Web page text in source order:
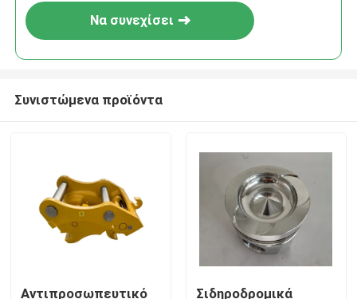
κινητήρα κινητήρα κινητήρα
κινητήρα κινητήρα κινητήρα
κινητήρα κινητήρα κινητήρα
κινητήρα κινητήρα κινητήρα
κινητήρα κινητήρα κινητήρα
κινητήρα κινητήρα
Να συνεχίσει
Συνιστώμενα προϊόντα
Αντιπροσωπευτικό
Σιδηροδρομικά